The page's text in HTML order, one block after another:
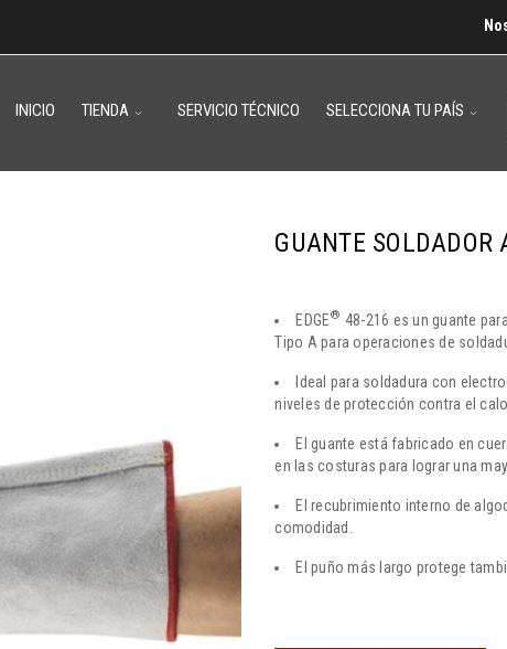
INICIO TIENDA SERVICIO TÉCNICO SELECCIONA TU PAÍS
GUANTE
EDGE® 48-216 es un guante
Tipo A para operaciones de
Ideal para soldadura con
niveles de protección contra el
El guante está fabricado en
en las costuras para lograr una
El recubrimiento interno de
comodidad.
El puño más largo protege